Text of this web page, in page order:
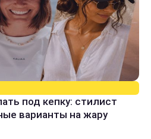
под кепку: стилист
варианты на жару